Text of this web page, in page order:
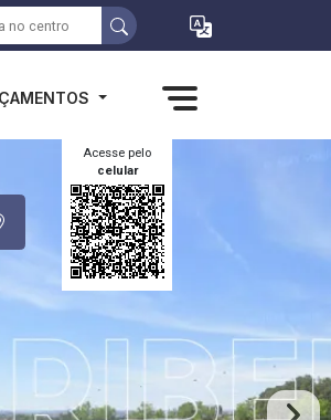
Acesse pelo
celular